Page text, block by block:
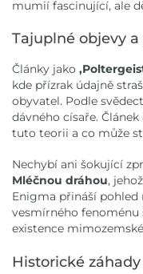
mumií fascinující, ale
Tajuplné objevy
Články jako
kde přízrak údajně
obyvatel. Podle
dávného císaře.
tuto teorii a co může
Nechybí ani šokující
Mléčnou dráhou,
Enigma přináší
vesmírného fenoménu
existence
Historické